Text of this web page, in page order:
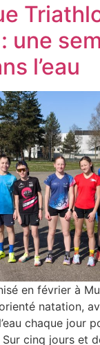
une
l’eau
en février à
natation,
chaque jour
cinq jours et